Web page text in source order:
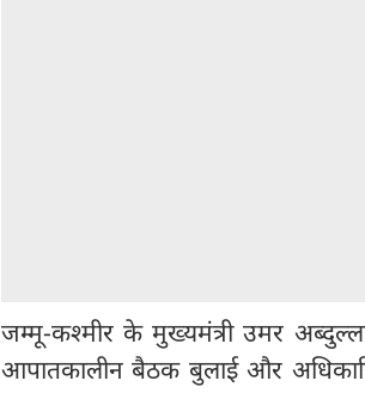
जम्मू-कश्मीर के मुख्यमंत्री उमर
आपातकालीन बैठक बुलाई और